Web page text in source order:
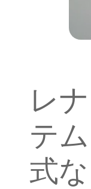
レ
テ
式